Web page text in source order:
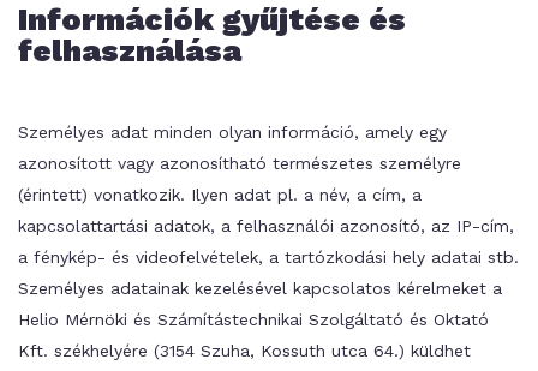
Információk gyűjtése és
felhasználása
Személyes adat minden olyan információ, amely egy
azonosított vagy azonosítható természetes személyre
(érintett) vonatkozik. Ilyen adat pl. a név, a cím, a
kapcsolattartási adatok, a felhasználói azonosító, az IP-cím,
a fénykép- és videofelvételek, a tartózkodási hely adatai stb.
Személyes adatainak kezelésével kapcsolatos kérelmeket a
Helio Mérnöki és Számítástechnikai Szolgáltató és Oktató
Kft. székhelyére (3154 Szuha, Kossuth utca 64.) küldhet